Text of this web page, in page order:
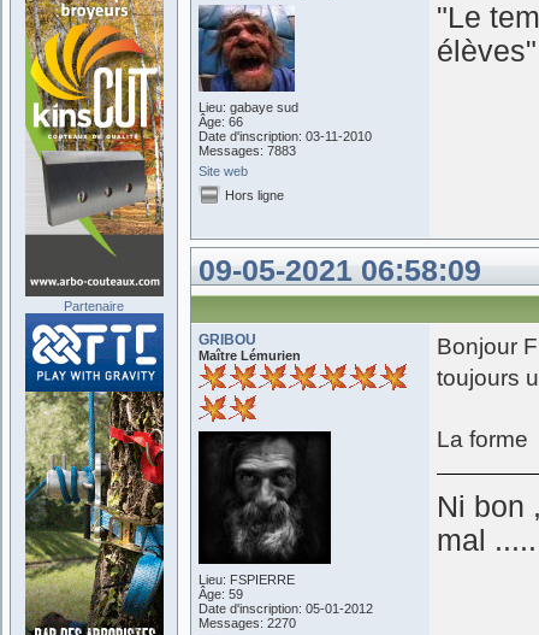
Lieu: gabaye sud
Âge: 66
Date d'inscription: 03-11-2010
Messages: 7883
Site web
"Le
Hors ligne
09-05-2021 06:58:09
GRIBOU
Maître Lémurien
Lieu: FSPIERRE
Âge: 59
Date d'inscription: 05-01-2012
Messages: 2270
Bonjour
toujours
La forme
Ni bon
mal .....
Partenaire